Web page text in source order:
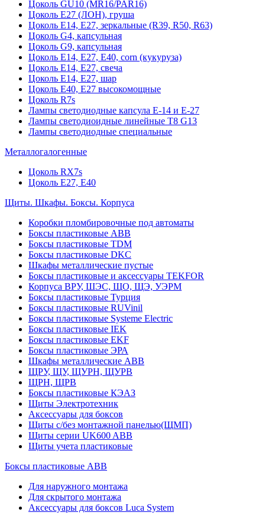
Цоколь GU10 (MR16/PAR16)
Цоколь Е27 (ЛОН), груша
Цоколь Е14, Е27, зеркальные (R39, R50, R63)
Цоколь G4, капсульная
Цоколь G9, капсульная
Цоколь Е14, Е27, Е40, corn (кукуруза)
Цоколь Е14, Е27, свеча
Цоколь Е14, Е27, шар
Цоколь Е40, Е27 высокомощные
Цоколь R7s
Лампы светодиодные капсула Е-14 и Е-27
Лампы светодиоидные линейные T8 G13
Лампы светодиодные специальные
Металлогалогенные
Цоколь RX7s
Цоколь Е27, E40
Щиты. Шкафы. Боксы. Корпуса
Коробки пломбировочные под автоматы
Боксы пластиковые ABB
Боксы пластиковые TDM
Боксы пластиковые DKC
Шкафы металлические пустые
Боксы пластиковые и аксессуары TEKFOR
Корпуса ВРУ, ШЭС, ЩО, ЩЭ, УЭРМ
Боксы пластиковые Турция
Боксы пластиковые RUVinil
Боксы пластиковые Systeme Electric
Боксы пластиковые IEK
Боксы пластиковые EKF
Боксы пластиковые ЭРА
Шкафы металлические ABB
ЩРУ, ЩУ, ЩУРН, ЩУРВ
ЩРН, ЩРВ
Боксы пластиковые КЭАЗ
Щиты Электротехник
Аксессуары для боксов
Щиты с/без монтажной панелью(ЩМП)
Щиты серии UK600 ABB
Щиты учета пластиковые
Боксы пластиковые ABB
Для наружного монтажа
Для скрытого монтажа
Аксессуары для боксов Luca System